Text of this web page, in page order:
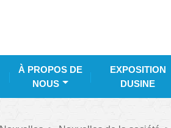
À PROPOS DE
NOUS
EXPOSITION
DUSINE